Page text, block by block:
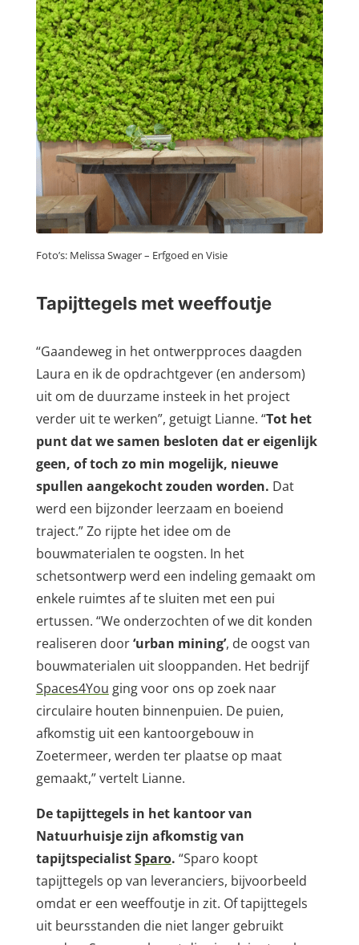
Foto’s: Melissa Swager – Erfgoed en Visie
Tapijttegels met weeffoutje
“Gaandeweg in het ontwerpproces daagden
Laura en ik de opdrachtgever (en andersom)
uit om de duurzame insteek in het project
verder uit te werken”, getuigt Lianne. “Tot het
punt dat we samen besloten dat er eigenlijk
geen, of toch zo min mogelijk, nieuwe
spullen aangekocht zouden worden. Dat
werd een bijzonder leerzaam en boeiend
traject.” Zo rijpte het idee om de
bouwmaterialen te oogsten. In het
schetsontwerp werd een indeling gemaakt om
enkele ruimtes af te sluiten met een pui
ertussen. “We onderzochten of we dit konden
realiseren door‘urban mining’, de oogst van
bouwmaterialen uit slooppanden. Het bedrijf
Spaces4You ging voor ons op zoek naar
circulaire houten binnenpuien. De puien,
afkomstig uit een kantoorgebouw in
Zoetermeer, werden ter plaatse op maat
gemaakt,” vertelt Lianne.
De tapijttegels in het kantoor van
Natuurhuisje zijn afkomstig van
tapijtspecialistSparo. “Sparo koopt
tapijttegels op van leveranciers, bijvoorbeeld
omdat er een weeffoutje in zit. Of tapijttegels
uit beursstanden die niet langer gebruikt